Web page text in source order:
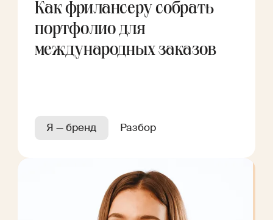
Как фрилансеру собрать
портфолио для
международных заказов
Я — бренд Разбор